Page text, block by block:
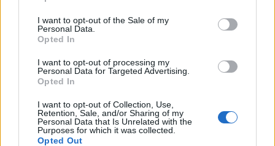
use your data for below specified purposes in below Google
consent section.
I want to opt-out of the Sale of my
Personal Data.
Opted In
I want to opt-out of processing my
Personal Data for Targeted Advertising.
Opted In
I want to opt-out of Collection, Use,
Retention, Sale, and/or Sharing of my
Personal Data that Is Unrelated with the
Purposes for which it was collected.
Opted Out
στο Παρίσι
Συνελήφθη πρόσφατα στη Βαρκελώνη και
Αυξημένες οι κλοπές μουσείων το τελευταίο
διάστημα